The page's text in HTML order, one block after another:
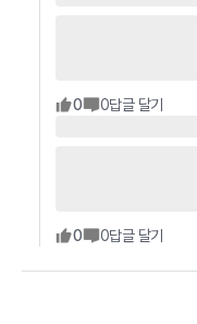
0 0답글 달기
0 0답글 달기